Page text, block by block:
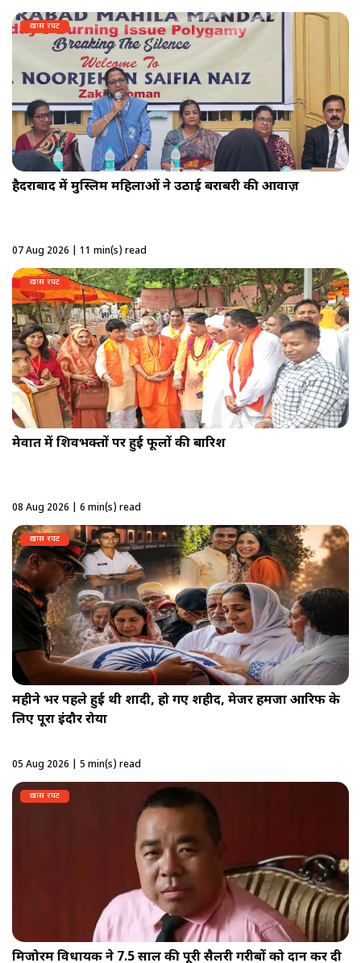
ख़ास रपट
हैदराबाद में मुस्लिम महिलाओं ने उठाई बराबरी की आवाज़
07 Aug 2026 | 11 min(s) read
ख़ास रपट
मेवात में शिवभक्तों पर हुई फूलों की बारिश
08 Aug 2026 | 6 min(s) read
ख़ास रपट
महीने भर पहले हुई थी शादी, हो गए शहीद, मेजर हमजा आरिफ के
लिए पूरा इंदौर रोया
05 Aug 2026 | 5 min(s) read
ख़ास रपट
मिजोरम विधायक ने 7.5 साल की पूरी सैलरी गरीबों को दान कर दी